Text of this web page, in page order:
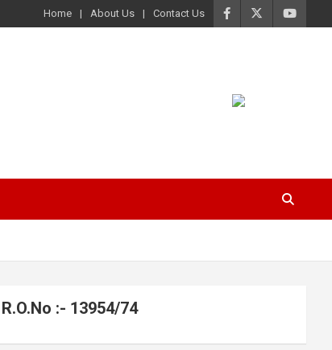
Home About Us Contact Us
R.O.No :- 13954/74